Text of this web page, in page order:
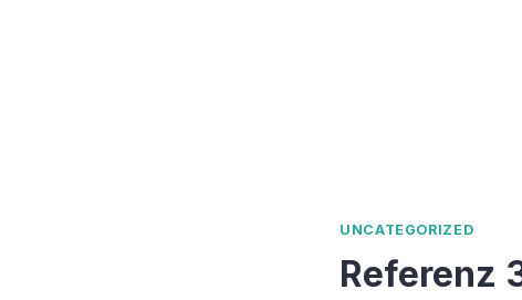
UNCATEGORIZED
Referenz